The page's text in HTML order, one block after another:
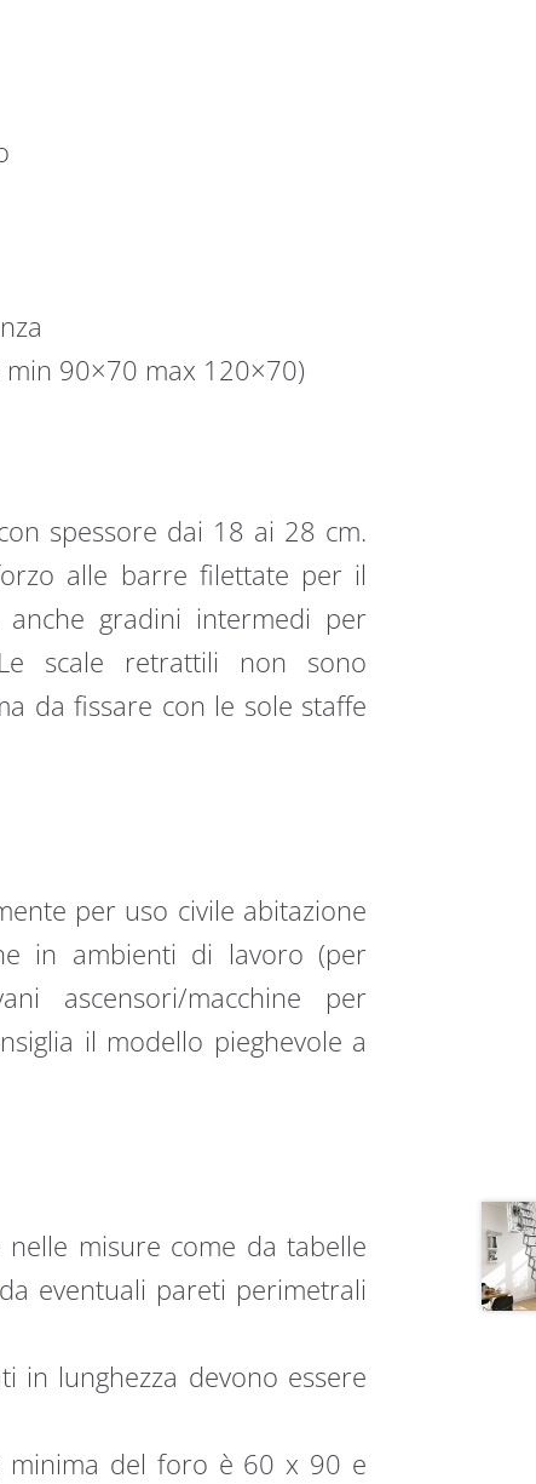
min 90×70 max 120×70)
spessore dai 18 ai 28 cm.
alle barre filettate per il
anche gradini intermedi per
scale retrattili non sono
da fissare con le sole staffe
per uso civile abitazione
in ambienti di lavoro (per
ascensori/macchine per
il modello pieghevole a
misure come da tabelle
eventuali pareti perimetrali
in lunghezza devono essere
minima del foro è 60 x 90 e